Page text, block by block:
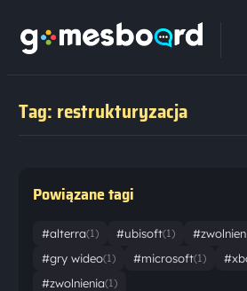
Tag: restrukturyzacja
Powiązane tagi
#alterra(1) #ubisoft(1)
#gry wideo(1) #microsoft(1)
#zwolnienia(1)